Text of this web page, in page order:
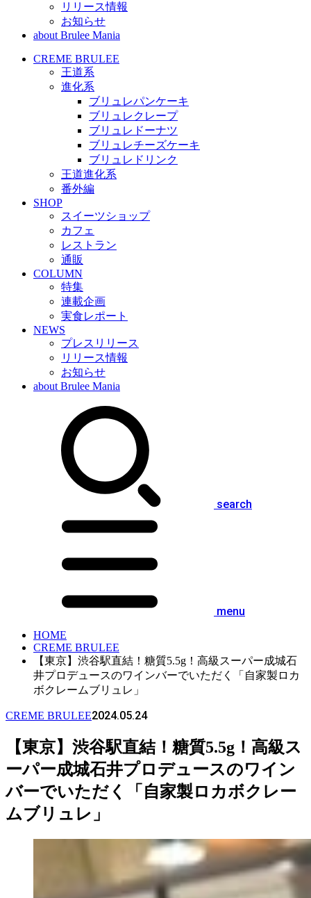
リリース情報
お知らせ
about Brulee Mania
CREME BRULEE
王道系
進化系
ブリュレパンケーキ
ブリュレクレープ
ブリュレドーナツ
ブリュレチーズケーキ
ブリュレドリンク
王道進化系
番外編
SHOP
スイーツショップ
カフェ
レストラン
通販
COLUMN
特集
連載企画
実食レポート
NEWS
プレスリリース
リリース情報
お知らせ
about Brulee Mania
search
menu
HOME
CREME BRULEE
【東京】渋谷駅直結！糖質5.5g！高級スーパー成城石
井プロデュースのワインバーでいただく「自家製ロカ
ボクレームブリュレ」
CREME BRULEE2024.05.24
【東京】渋谷駅直結！糖質5.5g！高級ス
ーパー成城石井プロデュースのワイン
バーでいただく「自家製ロカボクレー
ムブリュレ」